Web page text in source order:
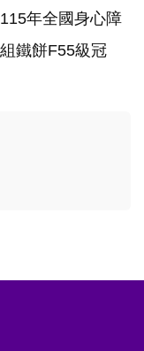
年全國身心障
鐵餅F55級冠